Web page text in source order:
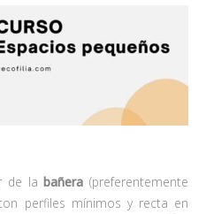
de labañera (preferentemente
perfiles mínimos y recta en